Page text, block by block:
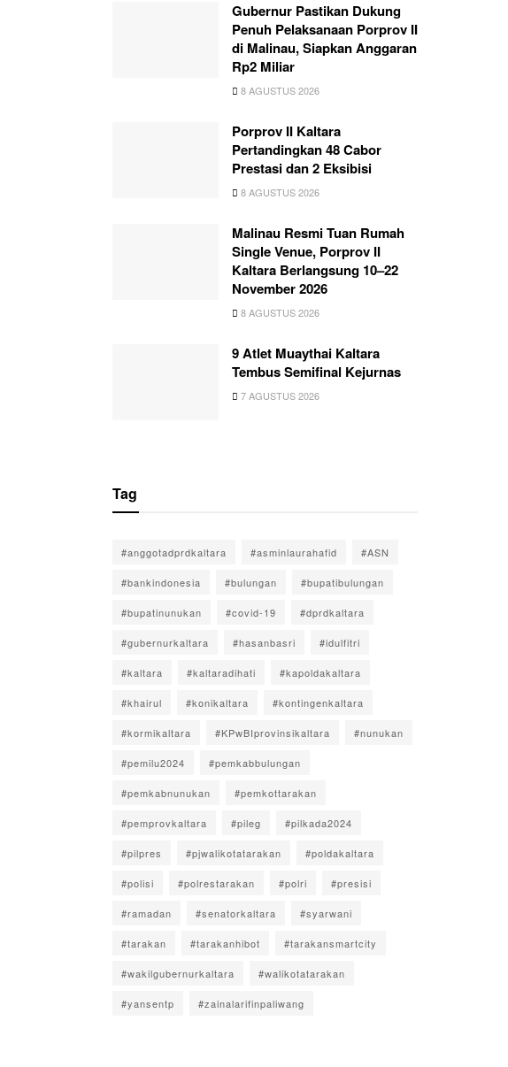
Gubernur Pastikan Dukung
Penuh Pelaksanaan Porprov II
di Malinau, Siapkan Anggaran
Rp2 Miliar
8 AGUSTUS 2026
Porprov II Kaltara
Pertandingkan 48 Cabor
Prestasi dan 2 Eksibisi
8 AGUSTUS 2026
Malinau Resmi Tuan Rumah
Single Venue, Porprov II
Kaltara Berlangsung 10–22
November 2026
8 AGUSTUS 2026
9 Atlet Muaythai Kaltara
Tembus Semifinal Kejurnas
7 AGUSTUS 2026
Tag
#anggotadprdkaltara #asminlaurahafid #ASN
#bankindonesia #bulungan #bupatibulungan
#bupatinunukan #covid-19 #dprdkaltara
#gubernurkaltara #hasanbasri #idulfitri
#kaltara #kaltaradihati #kapoldakaltara
#khairul #konikaltara #kontingenkaltara
#kormikaltara #KPwBIprovinsikaltara #nunukan
#pemilu2024 #pemkabbulungan
#pemkabnunukan #pemkottarakan
#pemprovkaltara #pileg #pilkada2024
#pilpres #pjwalikotatarakan #poldakaltara
#polisi #polrestarakan #polri #presisi
#ramadan #senatorkaltara #syarwani
#tarakan #tarakanhibot #tarakansmartcity
#wakilgubernurkaltara #walikotatarakan
#yansentp #zainalarifinpaliwang